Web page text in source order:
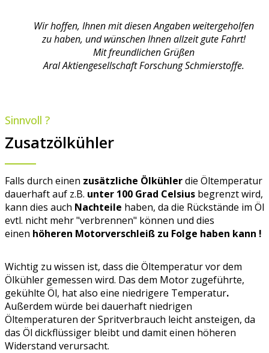
Wir hoffen, Ihnen mit diesen Angaben weitergeholfen
zu haben, und wünschen Ihnen allzeit gute Fahrt!
Mit freundlichen Grüßen
Aral Aktiengesellschaft Forschung Schmierstoffe.
Sinnvoll ?
Zusatzölkühler
Falls durch einen zusätzliche Ölkühlerdie Öltemperatur
dauerhaft auf z.B. unter 100 Grad Celsius begrenzt wird,
kann dies auch Nachteile haben, da die Rückstände im Öl
evtl. nicht mehr "verbrennen" können und dies
einen höheren Motorverschleiß zu Folge haben kann !
Wichtig zu wissen ist, dass die Öltemperatur vor dem
Ölkühler gemessen wird. Das dem Motor zugeführte,
gekühlte Öl, hat also eine niedrigere Temperatur.
Außerdem würde bei dauerhaft niedrigen
Öltemperaturen der Spritverbrauch leicht ansteigen, da
das Öl dickflüssiger bleibt und damit einen höheren
Widerstand verursacht.